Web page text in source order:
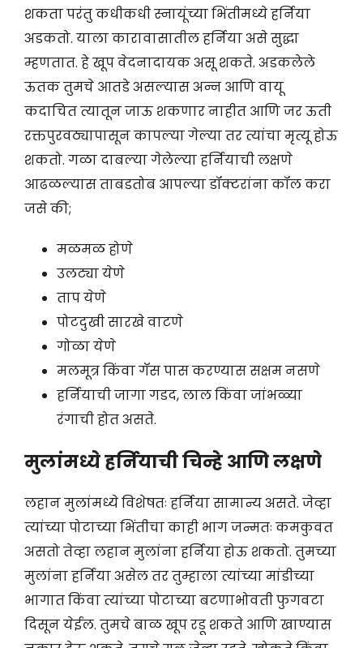
शकता परंतु कधीकधी स्नायूंच्या भिंतीमध्ये हर्निया
अडकतो. याला कारावासातील हर्निया असे सुद्धा
म्हणतात. हे खूप वेदनादायक असू शकते. अडकलेले
ऊतक तुमचे आतडे असल्यास अन्न आणि वायू
कदाचित त्यातून जाऊ शकणार नाहीत आणि जर ऊती
रक्तपुरवठ्यापासून कापल्या गेल्या तर त्यांचा मृत्यू होऊ
शकतो. गळा दाबल्या गेलेल्या हर्नियाची लक्षणे
आढळल्यास ताबडतोब आपल्या डॉक्टरांना कॉल करा
जसे की;
मळमळ होणे
उलट्या येणे
ताप येणे
पोटदुखी सारखे वाटणे
गोळा येणे
मलमूत्र किंवा गॅस पास करण्यास सक्षम नसणे
हर्नियाची जागा गडद, ​​लाल किंवा जांभळ्या
रंगाची होत असते.
मुलांमध्ये हर्नियाची चिन्हे आणि लक्षणे
लहान मुलांमध्ये विशेषतः हर्निया सामान्य असते. जेव्हा
त्यांच्या पोटाच्या भिंतीचा काही भाग जन्मतः कमकुवत
असतो तेव्हा लहान मुलांना हर्निया होऊ शकतो. तुमच्या
मुलांना हर्निया असेल तर तुम्हाला त्यांच्या मांडीच्या
भागात किंवा त्यांच्या पोटाच्या बटणाभोवती फुगवटा
दिसून येईल. तुमचे बाळ खूप रडू शकते आणि खाण्यास